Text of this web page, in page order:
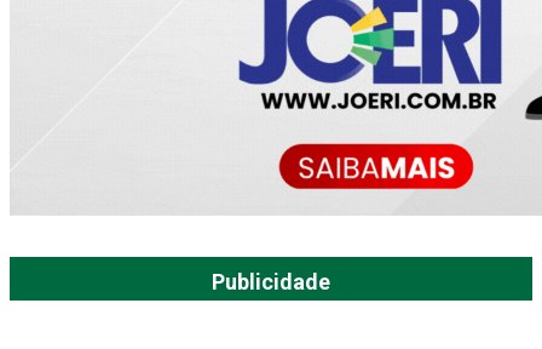
Publicidade